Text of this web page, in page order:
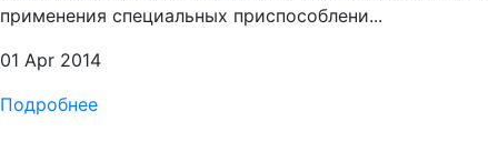
применения специальных приспособлени...
01 Apr 2014
Подробнее